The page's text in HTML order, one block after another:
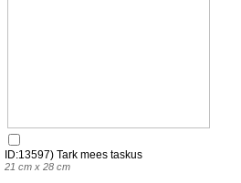
ID:13597) Tark mees taskus
21 cm x 28 cm